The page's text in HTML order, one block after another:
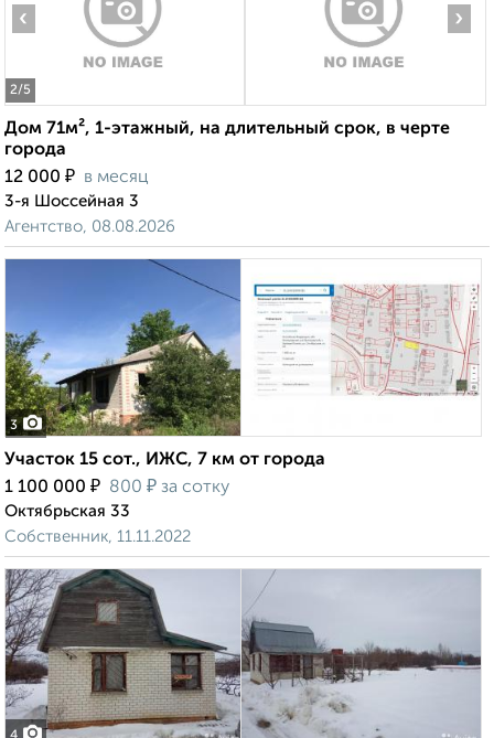
2/5
‹ ›
Дом 71м², 1-этажный, на длительный срок, в черте
города
12 000 ₽ в месяц
3-я Шоссейная 3
Агентство, 08.08.2026
3
Участок 15 сот., ИЖС, 7 км от города
1 100 000 ₽ 800 ₽ за сотку
Октябрьская 33
Собственник, 11.11.2022